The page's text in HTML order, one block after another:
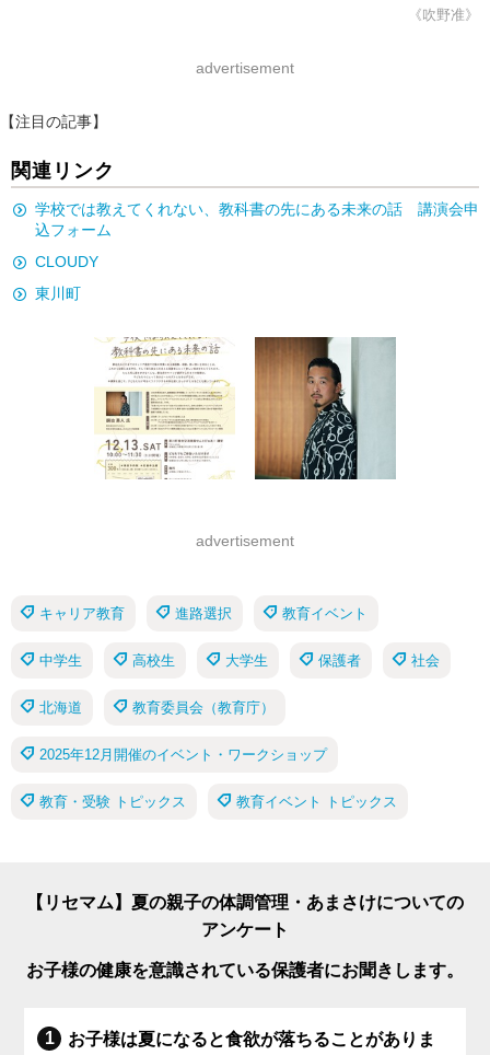
《吹野准》
advertisement
【注目の記事】
関連リンク
学校では教えてくれない、教科書の先にある未来の話 講演会申
込フォーム
CLOUDY
東川町
advertisement
キャリア教育 進路選択 教育イベント
中学生 高校生 大学生 保護者 社会
北海道 教育委員会（教育庁）
2025年12月開催のイベント・ワークショップ
教育・受験 トピックス 教育イベント トピックス
【リセマム】夏の親子の体調管理・あまさけについての
アンケート
お子様の健康を意識されている保護者にお聞きします。
お子様は夏になると食欲が落ちることがありま